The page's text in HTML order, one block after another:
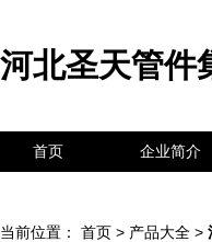
河北圣天管件
首页 企业简介
当前位置： 首页 > 产品大全 >